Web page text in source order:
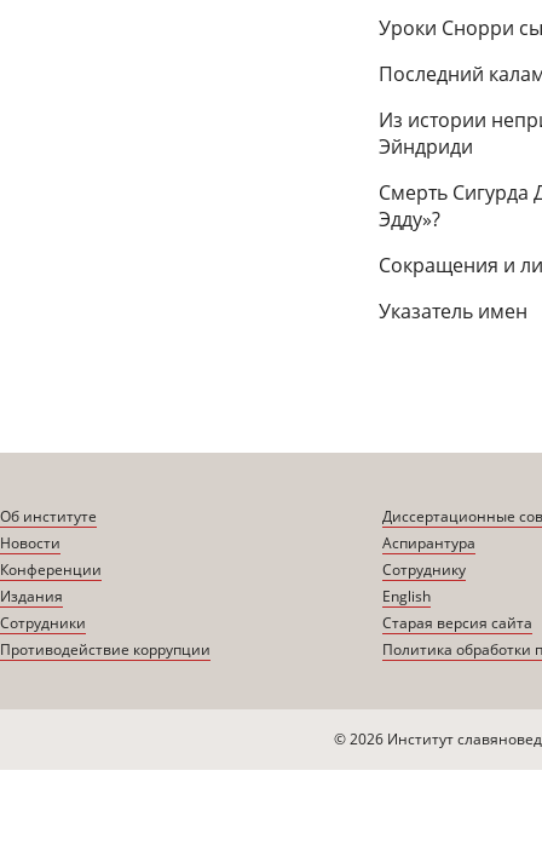
Уроки Снорри
Последний
Из истории
Эйндриди
Смерть Сигурда
Эдду»?
Сокращения и
Указатель имен
Об институте
Новости
Конференции
Издания
Сотрудники
Противодействие коррупции
Диссертационные
Аспирантура
Сотруднику
English
Старая версия сайта
Политика обработки
© 2026 Институт